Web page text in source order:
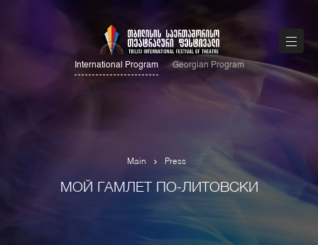
International Program Georgian Program
Main Press
МОЙ ГАМЛЕТ ПО-ЛИТОВСКИ